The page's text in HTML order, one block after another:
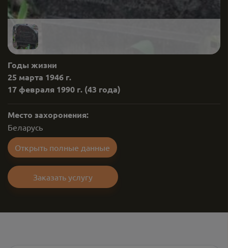
Годы жизни
25 марта 1946 г.
17 февраля 1990 г. (43 года)
Место захоронения:
Беларусь
Открыть полные данные
Заказать услугу